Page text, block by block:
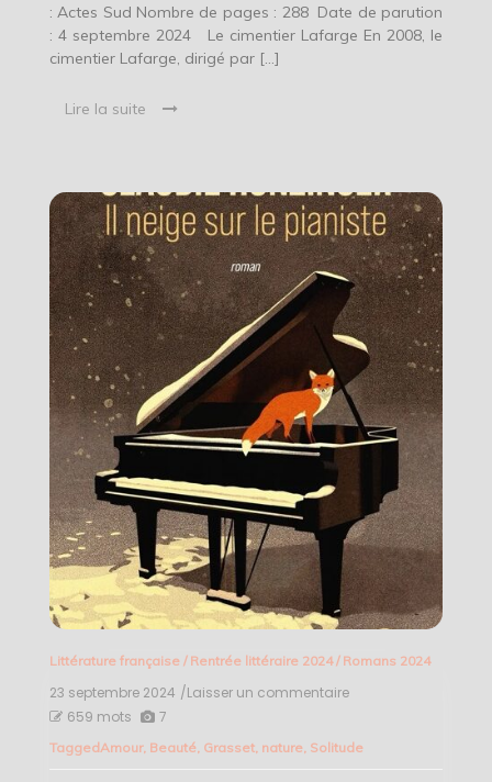
: Actes Sud Nombre de pages : 288 Date de parution
: 4 septembre 2024 Le cimentier Lafarge En 2008, le
cimentier Lafarge, dirigé par […]
Lire la suite
Littérature française/ Rentrée littéraire 2024/ Romans 2024
23 septembre 2024 /Laisser un commentaireon
sur
659 mots 7
TaggedAmour, Beauté Grasset, nature, Solitude